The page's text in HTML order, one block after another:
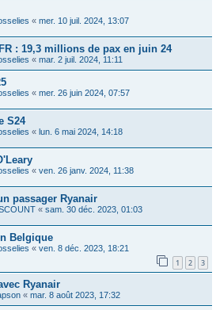
« mer. 10 juil. 2024, 13:07
: 19,3 millions de pax en juin 24
« mar. 2 juil. 2024, 11:11
« mer. 26 juin 2024, 07:57
S24
« lun. 6 mai 2024, 14:18
« ven. 26 janv. 2024, 11:38
passager Ryanair
« sam. 30 déc. 2023, 01:03
Belgique
« ven. 8 déc. 2023, 18:21
1 2 3
Ryanair
« mar. 8 août 2023, 17:32